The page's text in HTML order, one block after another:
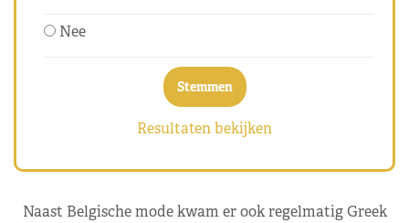
Nee
Resultaten bekijken
Naast Belgische mode kwam er ook regelmatig Greek